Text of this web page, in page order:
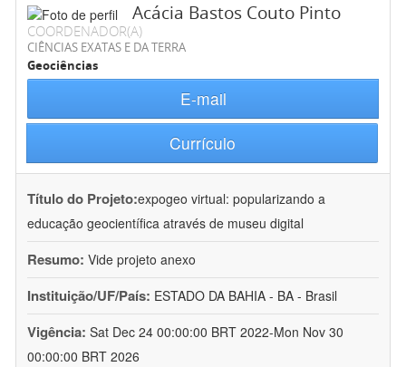
Acácia Bastos Couto Pinto
COORDENADOR(A)
CIÊNCIAS EXATAS E DA TERRA
Geociências
E-mail
Currículo
Título do Projeto:expogeo virtual: popularizando a
educação geocientífica através de museu digital
Resumo: Vide projeto anexo
Instituição/UF/País: ESTADO DA BAHIA - BA - Brasil
Vigência: Sat Dec 24 00:00:00 BRT 2022-Mon Nov 30
00:00:00 BRT 2026